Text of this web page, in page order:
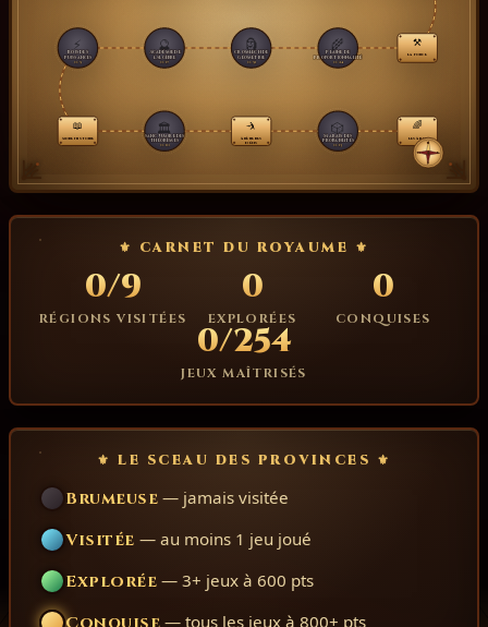
🌾
Plaine de
Proportionnalité
0/24
🗿
Cromlech de
Géométrie
0/51
🔮
Académie de
l'Algèbre
0/17
⚡
Bois des
Puissances
0/5
🏛️
Sanctuaire des
Théorèmes
0/10
🎲
Marais des
Probabilités
0/13
⚒️
La Forge
📖
Mode Histoire
🤺
Arène des
Défis
🌈
Les Arcs
S
E
O
⚜ CARNET DU ROYAUME ⚜
0/9
RÉGIONS VISITÉES
0
EXPLORÉES
0
CONQUISES
0/254
JEUX MAÎTRISÉS
⚜ LE SCEAU DES PROVINCES ⚜
Brumeuse — jamais visitée
Visitée — au moins 1 jeu joué
Explorée — 3+ jeux à 600 pts
— tous les jeux à 800+ pts